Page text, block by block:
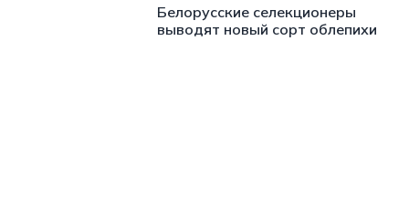
Белорусские селекционеры
выводят новый сорт облепихи